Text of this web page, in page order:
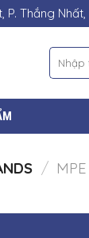
P. Thắng
Tìm
kiếm:
/ MPE